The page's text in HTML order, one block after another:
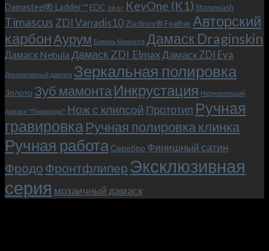
Max),
или
как
мы
прикоснулись
к
фильма.
Damasteel® Ladder™ EDC Joker KeyOne (K1) Stonewash
Timascus ZDI Vanadis10 Zladinox® FeatherАвторский
карбонАурум Бивень Мамонта Дамаск Draginskin
Дамаск Nebula Дамаск ZDI ElmaxДамаск ZDI Eva
Декоративный дамаск Зеркальная полировка
Золото Зуб мамонтаИнкрустация Нержавеющий
дамаск "Пирамида" Нож с клипсой Прототип Ручная
гравировкаРучная полировка клинка
Ручная работа Серебро Финишный сатин
Фродо Фронтфлипер Эксклюзивная
серия мозаичный дамаск